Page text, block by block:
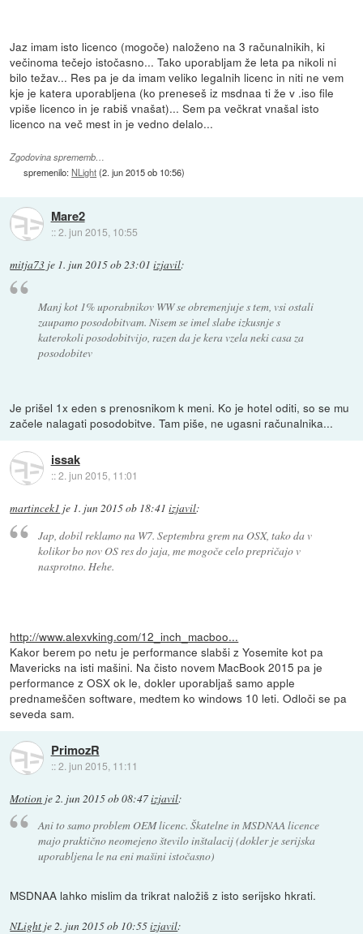
Jaz imam isto licenco (mogoče) naloženo na 3 računalnikih, ki
večinoma tečejo istočasno... Tako uporabljam že leta pa nikoli ni
bilo težav... Res pa je da imam veliko legalnih licenc in niti ne vem
kje je katera uporabljena (ko preneseš iz msdnaa ti že v .iso file
vpiše licenco in je rabiš vnašat)... Sem pa večkrat vnašal isto
licenco na več mest in je vedno delalo...
Zgodovina sprememb…
spremenilo:NLight(2. jun 2015 ob 10:56)
Mare2
::2. jun 2015, 10:55
mitja73 je 1. jun 2015 ob 23:01 izjavil:
Manj kot 1% uporabnikov WW se obremenjuje s tem, vsi ostali
zaupamo posodobitvam. Nisem se imel slabe izkusnje s
katerokoli posodobitvijo, razen da je kera vzela neki casa za
posodobitev
Je prišel 1x eden s prenosnikom k meni. Ko je hotel oditi, so se mu
začele nalagati posodobitve. Tam piše, ne ugasni računalnika...
issak
::2. jun 2015, 11:01
martincek1 je 1. jun 2015 ob 18:41 izjavil:
Jap, dobil reklamo na W7. Septembra grem na OSX, tako da v
kolikor bo nov OS res do jaja, me mogoče celo prepričajo v
nasprotno. Hehe.
http://www.alexvking.com/12_inch_macboo...
Kakor berem po netu je performance slabši z Yosemite kot pa
Mavericks na isti mašini. Na čisto novem MacBook 2015 pa je
performance z OSX ok le, dokler uporabljaš samo apple
prednameščen software, medtem ko windows 10 leti. Odloči se pa
seveda sam.
PrimozR
::2. jun 2015, 11:11
Motion je2. jun 2015 ob 08:47izjavil:
Ani to samo problem OEM licenc. Škatelne in MSDNAA licence
majo praktično neomejeno število inštalacij (dokler je serijska
uporabljena le na eni mašini istočasno)
MSDNAA lahko mislim da trikrat naložiš z isto serijsko hkrati.
NLight je2. jun 2015 ob 10:55izjavil: